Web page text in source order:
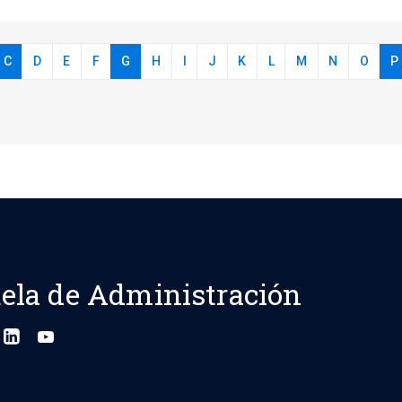
C D E F G H I J K L M N O P
de Administración